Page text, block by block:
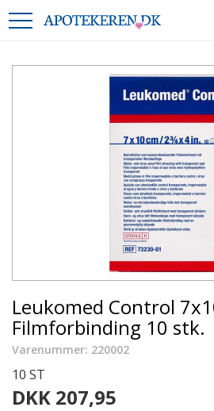
Leukomed Control
Filmforbinding 10 stk.
Varenummer: 220002
10 ST
DKK 207,95